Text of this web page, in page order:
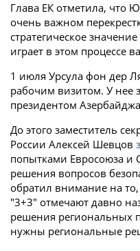
Глава ЕК отметила, что
очень важном
стратегическое
играет в этом процессе
1 июля Урсула фон дер
рабочим визитом. У нее
президентом
До этого заместитель
России Алексей Шевцов
попытками Евросоюза и
решения вопросов
обратил внимание на
"3+3" отмечают давно
решения региональных
нужны региональные